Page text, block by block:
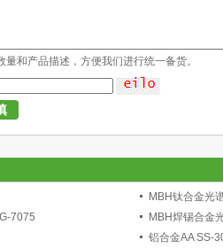
量和产品描述，方便我们进行统一备货。
MBH钛合金光
7075
MBH焊锡合金
铝合金AA SS-